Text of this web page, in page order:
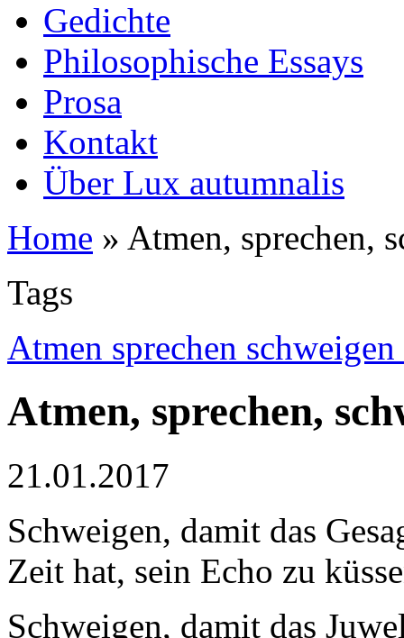
Gedichte
Philosophische Essays
Prosa
Kontakt
Über Lux autumnalis
Home » Atmen, sprechen,
Tags
Atmen sprechen
Atmen, sprechen,
21.01.2017
Schweigen, damit das
Zeit hat, sein Echo zu
Schweigen, damit das